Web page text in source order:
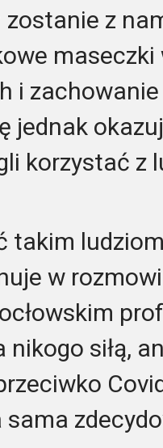
z
i
jednak
korzystać z
takim
w
nikogo siłą,